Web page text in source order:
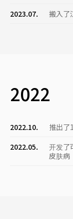
2023.07.
搬入了
2022
2022.10.
推出了
2022.05.
开发了
皮肤病